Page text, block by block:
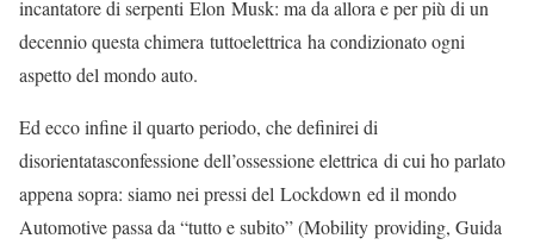
incantatore di serpenti Elon Musk: ma da allora e per più di un
decennio questa chimera tuttoelettrica ha condizionato ogni
aspetto del mondo auto.
Ed ecco infine il quarto periodo, che definirei di
disorientatasconfessione dell’ossessione elettrica di cui ho parlato
appena sopra: siamo nei pressi del Lockdown ed il mondo
Automotive passa da “tutto e subito” (Mobility providing, Guida